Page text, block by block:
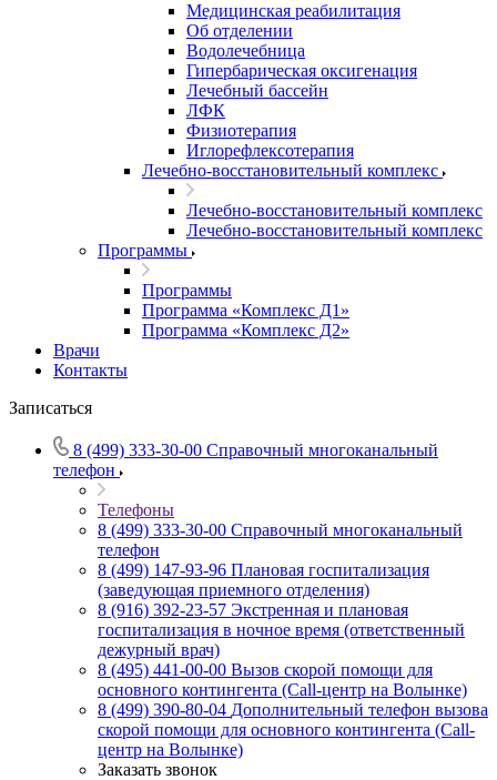
Медицинская реабилитация
Об отделении
Водолечебница
Гипербарическая оксигенация
Лечебный бассейн
ЛФК
Физиотерапия
Иглорефлексотерапия
Лечебно-восстановительный комплекс
Лечебно-восстановительный комплекс
Лечебно-восстановительный комплекс
Программы
Программы
Программа «Комплекс Д1»
Программа «Комплекс Д2»
Врачи
Контакты
Записаться
8 (499) 333-30-00 Справочный многоканальный
телефон
Телефоны
8 (499) 333-30-00 Справочный многоканальный
телефон
8 (499) 147-93-96 Плановая госпитализация
(заведующая приемного отделения)
8 (916) 392-23-57 Экстренная и плановая
госпитализация в ночное время (ответственный
дежурный врач)
8 (495) 441-00-00 Вызов скорой помощи для
основного контингента (Call-центр на Волынке)
8 (499) 390-80-04 Дополнительный телефон вызова
скорой помощи для основного контингента (Call-
центр на Волынке)
Заказать звонок